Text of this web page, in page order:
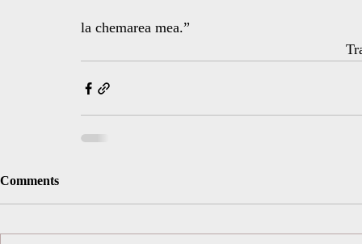
la chemarea mea.”
Comments